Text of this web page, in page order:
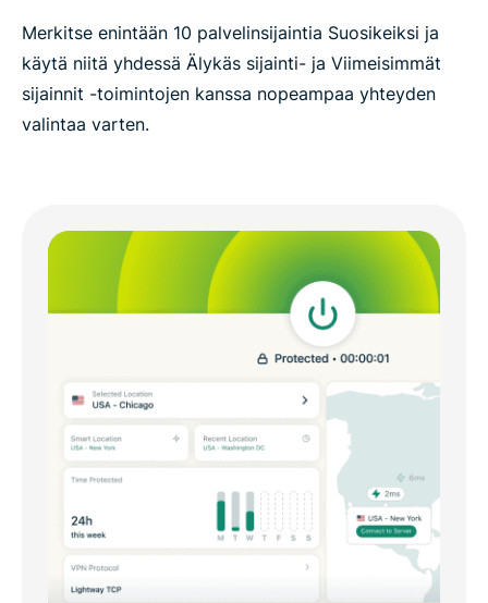
Merkitse enintään 10 palvelinsijaintia Suosikeiksi ja
käytä niitä yhdessä Älykäs sijainti- ja Viimeisimmät
sijainnit -toimintojen kanssa nopeampaa yhteyden
valintaa varten.